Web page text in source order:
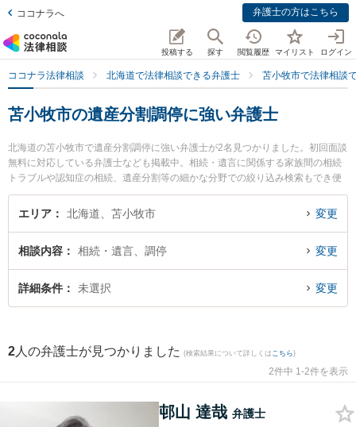
ココナラへ 弁護士の方はこちら
投稿する 探す 閲覧履歴 マイリスト ログイン
ココナラ法律相談 北海道で法律相談できる弁護士 苫小牧市で法律相談
苫小牧市の遺産分割調停に強い弁護士
北海道の苫小牧市で遺産分割調停に強い弁護士が2名見つかりました。初回面談
無料に対応している弁護士なども掲載中。相続・遺言に関係する家族間の相続
トラブルや認知症の相続、遺産分割等の細かな分野での絞り込み検索もでき便
利です。特にむらやま法律事務所の邨山 達哉弁護士やむらやま法律事務所の小
田 康夫弁護士のプロフィール情報や弁護士費用、強みなどが注目されていま
を検索したい』『初回相談無料で遺産分割調停を法律相談できる苫小牧市内の
弁護士に相談予約したい』などでお困りの相談者さんにおすすめです。
エリア 北海道、苫小牧市 変更
相談内容 相続・遺言、調停 変更
詳細条件 未選択 変更
2 人の弁護士が見つかりました (検索結果について詳しくは こちら)
2件中 1-2件を表示
邨山 達哉 弁護士